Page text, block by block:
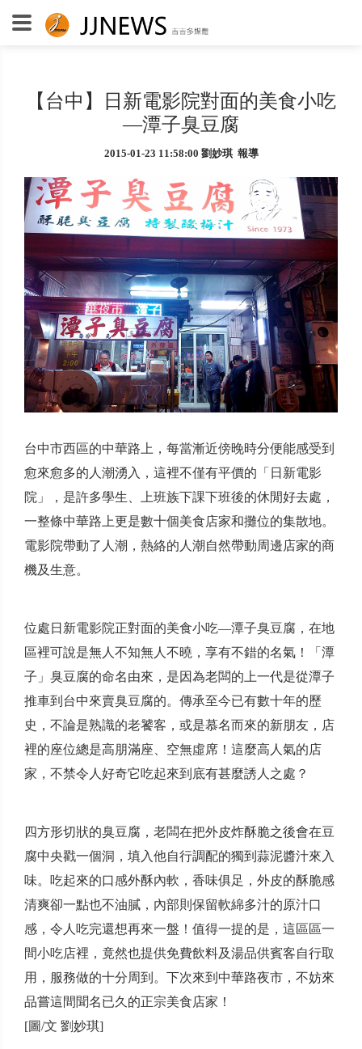
【台中】日新電影院對面的美食小吃
—潭子臭豆腐
2015-01-23 11:58:00 劉妙琪 報導
台中市西區的中華路上，每當漸近傍晚時分便能感受到
愈來愈多的人潮湧入，這裡不僅有平價的「日新電影
院」，是許多學生、上班族下課下班後的休閒好去處，
一整條中華路上更是數十個美食店家和攤位的集散地。
電影院帶動了人潮，熱絡的人潮自然帶動周邊店家的商
機及生意。
位處日新電影院正對面的美食小吃—潭子臭豆腐，在地
區裡可說是無人不知無人不曉，享有不錯的名氣！「潭
子」臭豆腐的命名由來，是因為老闆的上一代是從潭子
推車到台中來賣臭豆腐的。傳承至今已有數十年的歷
史，不論是熟識的老饕客，或是慕名而來的新朋友，店
裡的座位總是高朋滿座、空無虛席！這麼高人氣的店
家，不禁令人好奇它吃起來到底有甚麼誘人之處？
四方形切狀的臭豆腐，老闆在把外皮炸酥脆之後會在豆
腐中央戳一個洞，填入他自行調配的獨到蒜泥醬汁來入
味。吃起來的口感外酥內軟，香味俱足，外皮的酥脆感
清爽卻一點也不油膩，內部則保留軟綿多汁的原汁口
感，令人吃完還想再來一盤！值得一提的是，這區區一
間小吃店裡，竟然也提供免費飲料及湯品供賓客自行取
用，服務做的十分周到。下次來到中華路夜市，不妨來
品嘗這間聞名已久的正宗美食店家！
[圖/文 劉妙琪]